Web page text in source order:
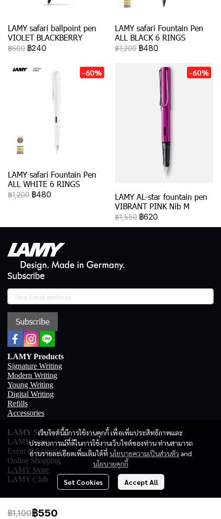
LAMY safari ballpoint pen
VIOLET BLACKBERRY
฿600 ฿240
LAMY safari Fountain Pen
ALL BLACK 6 RINGS
฿1,200 ฿480
-60%
LAMY safari Fountain Pen
ALL WHITE 6 RINGS
฿1,200 ฿480
-60%
LAMY AL-star fountain pen
VIBRANT PINK Nib M
฿1,550 ฿620
฿1,100฿550
เว็บไซต์นี้มีการใช้งานคุกกี้ เพื่อเพิ่มประสิทธิภาพและ
ประสบการณ์ที่ดีในการใช้งานเว็บไซต์ของท่าน ท่านสามารถ
อ่านรายละเอียดเพิ่มเติมได้ที่ นโยบายความเป็นส่วนตัว and
นโยบายคุกกี้
Set Cookies Accept All
Subscribe
Subscribe
LAMY Products
Signature Writing
Modern Writing
Young Writing
Digital Writing
Refills
Accessories
LAMY Store
LAMY Story
Event & Activities
Online Shopping
LAMY Store
LAMY Club